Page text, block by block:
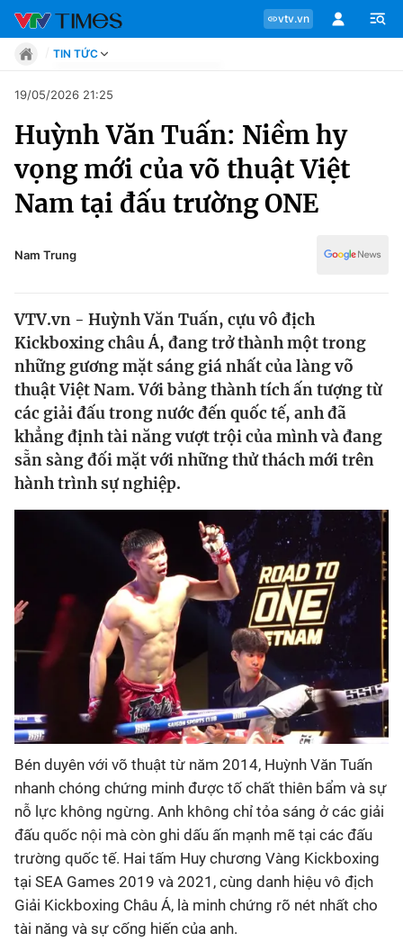
vtv.vn
Chuyên mục
Tin tức
Chân dung
Sự kiện
Bóng đá
Thể thao Điện tử
Các môn khác
VIDEO
Bên lề
TIN TỨC
Move
Phong cách
Sự kiện
Bóng đá
Thể thao điện tử
Video
19/05/2026 21:25
Huỳnh Văn Tuấn: Niềm hy
vọng mới của võ thuật Việt
Nam tại đấu trường ONE
Nam Trung
VTV.vn - Huỳnh Văn Tuấn, cựu vô địch
Kickboxing châu Á, đang trở thành một trong
những gương mặt sáng giá nhất của làng võ
thuật Việt Nam. Với bảng thành tích ấn tượng từ
các giải đấu trong nước đến quốc tế, anh đã
khẳng định tài năng vượt trội của mình và đang
sẵn sàng đối mặt với những thử thách mới trên
hành trình sự nghiệp.
Bén duyên với võ thuật từ năm 2014, Huỳnh Văn Tuấn
nhanh chóng chứng minh được tố chất thiên bẩm và sự
nỗ lực không ngừng. Anh không chỉ tỏa sáng ở các giải
đấu quốc nội mà còn ghi dấu ấn mạnh mẽ tại các đấu
trường quốc tế. Hai tấm Huy chương Vàng Kickboxing
tại SEA Games 2019 và 2021, cùng danh hiệu vô địch
Giải Kickboxing Châu Á, là minh chứng rõ nét nhất cho
tài năng và sự cống hiến của anh.